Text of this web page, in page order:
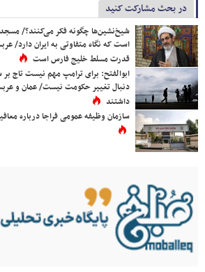
در بحث مشارکت کنید
شیخ‌نشین‌ها چگونه فکر می‌کنند؟/
است که نگاه متفاوتی به ایران دارد/
قدرت مسلط خلیج فارس است
ابوالفتح: برای ترامپ مهم نیست تاج بر
دنبال تغییر حکومت نیست/ عمان و
داشتند
سازمان وظیفه عمومی فراجا درباره